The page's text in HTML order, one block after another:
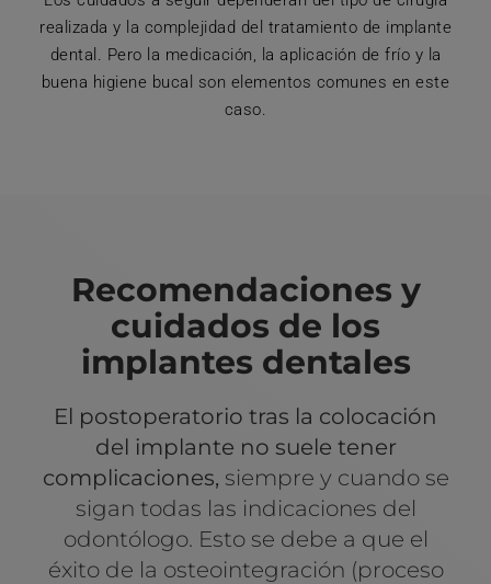
realizada y la complejidad del tratamiento de implante
dental. Pero la medicación, la aplicación de frío y la
buena higiene bucal son elementos comunes en este
caso.
Recomendaciones y
cuidados de los
implantes dentales
El postoperatorio tras la colocación
del implante no suele tener
complicaciones, siempre y cuando se
sigan todas las indicaciones del
odontólogo. Esto se debe a que el
éxito de la osteointegración (proceso